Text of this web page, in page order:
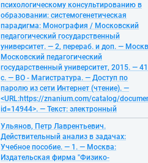
психологическому консультированию в
образовании: системогенетическая
парадигма: Монография / Московский
педагогический государственный
университет. — 2, перераб. и доп. —
Московский педагогический
государственный университет, 2015. —
с. — ВО - Магистратура. — Доступ по
паролю из сети Интернет (чтение). —
<URL:https://znanium.com/catalog/
id=14944>. — Текст: электронный
Ульянов, Петр Лаврентьевич.
Действительный анализ в задачах:
Учебное пособие. — 1. — Москва:
Издательская фирма "Физико-